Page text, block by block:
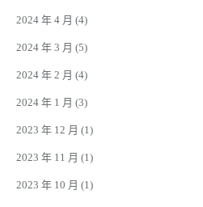
2024 年 4 月 (4)
2024 年 3 月 (5)
2024 年 2 月 (4)
2024 年 1 月 (3)
2023 年 12 月 (1)
2023 年 11 月 (1)
2023 年 10 月 (1)